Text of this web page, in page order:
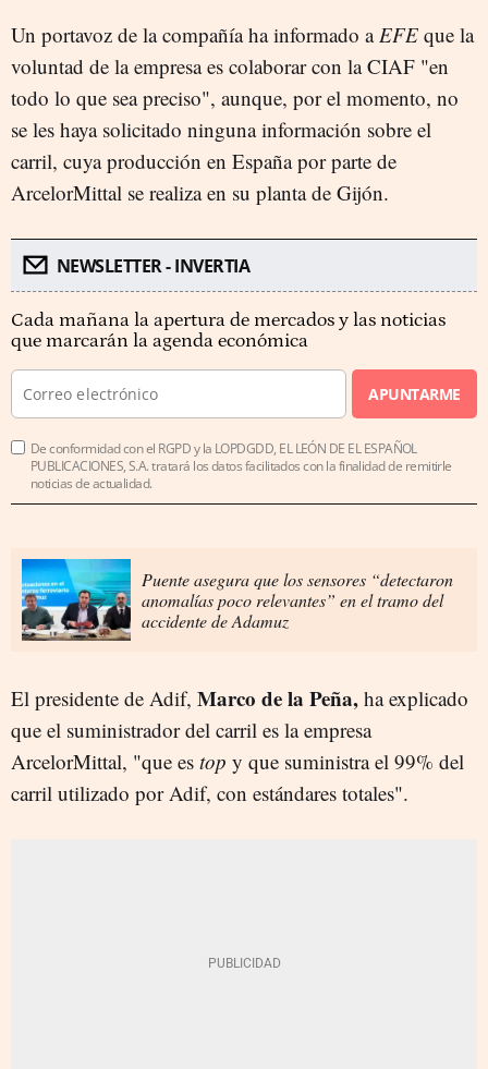
Un portavoz de la compañía ha informado a EFE que la
voluntad de la empresa es colaborar con la CIAF "en
todo lo que sea preciso", aunque, por el momento, no
se les haya solicitado ninguna información sobre el
carril, cuya producción en España por parte de
ArcelorMittal se realiza en su planta de Gijón.
NEWSLETTER - INVERTIA
Cada mañana la apertura de mercados y las noticias
que marcarán la agenda económica
APUNTARME
De conformidad con el RGPD y la LOPDGDD, EL LEÓN DE EL ESPAÑOL
PUBLICACIONES, S.A. tratará los datos facilitados con la finalidad de remitirle
noticias de actualidad.
Puente asegura que los sensores “detectaron
anomalías poco relevantes” en el tramo del
accidente de Adamuz
El presidente de Adif, Marco de la Peña, ha explicado
que el suministrador del carril es la empresa
ArcelorMittal, "que es top y que suministra el 99% del
carril utilizado por Adif, con estándares totales".